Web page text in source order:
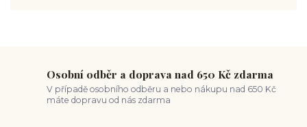
Osobní odběr a doprava nad 650 Kč zdarma
V případě osobního odběru a nebo nákupu nad 650 Kč
máte dopravu od nás zdarma